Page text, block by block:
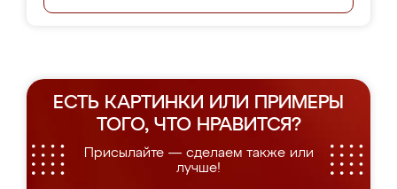
ЕСТЬ КАРТИНКИ ИЛИ ПРИМЕРЫ
ТОГО, ЧТО НРАВИТСЯ?
Присылайте — сделаем также или
лучше!